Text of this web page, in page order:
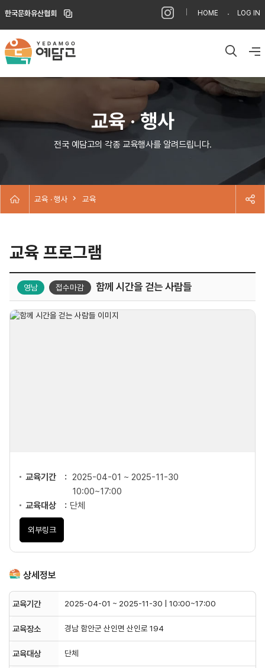
건
한국문화유산협회 HOME LOG IN
검
색
전
교육 · 행사
전국 예담고의 각종 교육행사를 알려드립니다.
교육 · 행사 교육
공
유
교육 프로그램
영남 접수마감 함께 시간을 걷는 사람들
교육기간
2025-04-01 ~ 2025-11-30
10:00~17:00
교육대상
단체
외부링크
상세정보
구분 내용
교육기간 2025-04-01 ~ 2025-11-30 | 10:00~17:00
교육장소 경남 함안군 산인면 산인로 194
교육대상 단체